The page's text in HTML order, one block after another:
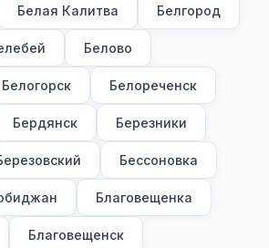
Белая Калитва Белгород
Белово
Белогорск Белореченск
Бердянск Березники
Бессоновка
Благовещенка
Благовещенск